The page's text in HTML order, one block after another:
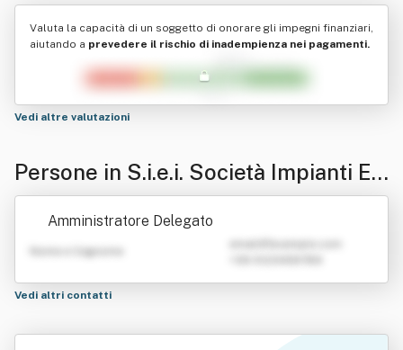
Srl
Valuta la capacità di un soggetto di onorare gli impegni finanziari,
aiutando a prevedere il rischio di inadempienza nei pagamenti.
Vedi altre valutazioni
Persone in S.i.e.i. Società Impianti El
ettrici Industriali Srl
Amministratore Delegato
Nome e Cognome
Vedi altri contatti